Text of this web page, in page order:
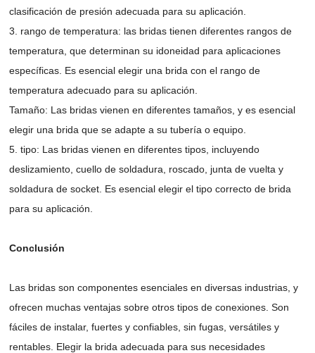
clasificación de presión adecuada para su aplicación.
3. rango de temperatura: las bridas tienen diferentes rangos de
temperatura, que determinan su idoneidad para aplicaciones
específicas. Es esencial elegir una brida con el rango de
temperatura adecuado para su aplicación.
Tamaño: Las bridas vienen en diferentes tamaños, y es esencial
elegir una brida que se adapte a su tubería o equipo.
5. tipo: Las bridas vienen en diferentes tipos, incluyendo
deslizamiento, cuello de soldadura, roscado, junta de vuelta y
soldadura de socket. Es esencial elegir el tipo correcto de brida
para su aplicación.
Conclusión
Las bridas son componentes esenciales en diversas industrias, y
ofrecen muchas ventajas sobre otros tipos de conexiones. Son
fáciles de instalar, fuertes y confiables, sin fugas, versátiles y
rentables. Elegir la brida adecuada para sus necesidades